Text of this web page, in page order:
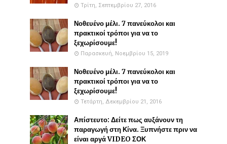
Τρίτη, Σεπτεμβρίου 27, 2016
Νοθευένο μέλι. 7 πανεύκολοι και
πρακτικοί τρόποι για να το
ξεχωρίσουμε!
Παρασκευή, Νοεμβρίου 15, 2019
Νοθευένο μέλι. 7 πανεύκολοι και
πρακτικοί τρόποι για να το
ξεχωρίσουμε!
Τετάρτη, Δεκεμβρίου 21, 2016
Απίστευτο: Δείτε πως αυξάνουν τη
παραγωγή στη Κίνα. Ξυπνήστε πριν να
είναι αργά VIDEO ΣΟΚ